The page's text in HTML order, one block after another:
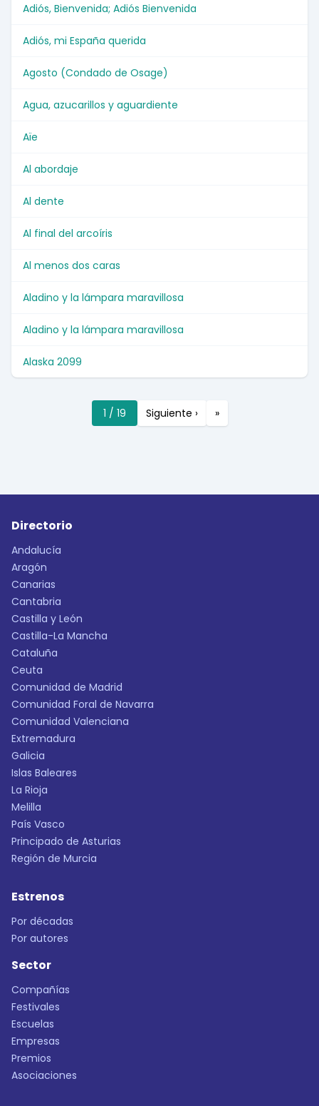
Adiós, Bienvenida; Adiós Bienvenida
Adiós, mi España querida
Agosto (Condado de Osage)
Agua, azucarillos y aguardiente
Aïe
Al abordaje
Al dente
Al final del arcoíris
Al menos dos caras
Aladino y la lámpara maravillosa
Aladino y la lámpara maravillosa
Alaska 2099
1 / 19 Siguiente › »
Directorio
Andalucía
Aragón
Canarias
Cantabria
Castilla y León
Castilla-La Mancha
Cataluña
Ceuta
Comunidad de Madrid
Comunidad Foral de Navarra
Comunidad Valenciana
Extremadura
Galicia
Islas Baleares
La Rioja
Melilla
País Vasco
Principado de Asturias
Región de Murcia
Estrenos
Por décadas
Por autores
Sector
Compañías
Festivales
Escuelas
Empresas
Premios
Asociaciones